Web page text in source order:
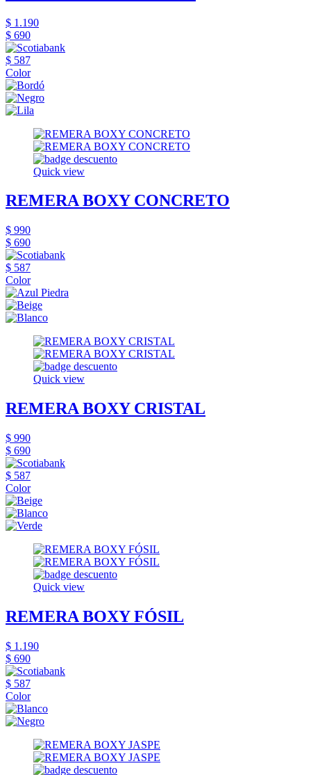
$ 1.190
$ 690
$ 587
Color
Quick view
REMERA BOXY CONCRETO
$ 990
$ 690
$ 587
Color
Quick view
REMERA BOXY CRISTAL
$ 990
$ 690
$ 587
Color
Quick view
REMERA BOXY FÓSIL
$ 1.190
$ 690
$ 587
Color